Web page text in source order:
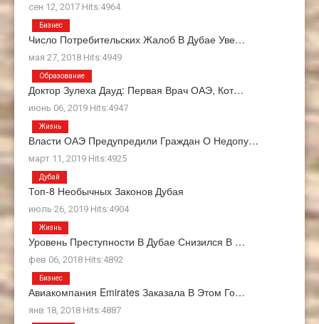
сен 12, 2017 Hits:4964
Число Потребительских Жалоб В Дубае Уве…
мая 27, 2018 Hits:4949
Бизнес
Доктор Зулеха Дауд: Первая Врач ОАЭ, Кот…
июнь 06, 2019 Hits:4947
Образование
Власти ОАЭ Предупредили Граждан О Недопу…
март 11, 2019 Hits:4925
Жизнь
Топ-8 Необычных Законов Дубая
июль 26, 2019 Hits:4904
Дубай
Уровень Преступности В Дубае Снизился В …
фев 06, 2018 Hits:4892
Жизнь
Авиакомпания Emirates Заказала В Этом Го…
янв 18, 2018 Hits:4887
Бизнес